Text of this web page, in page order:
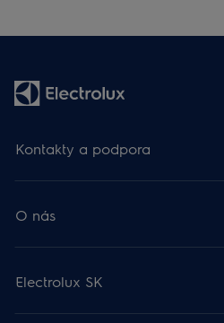
Kontakty a podpora
O nás
Electrolux SK